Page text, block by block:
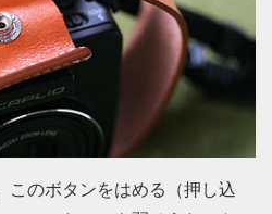
このボタンをはめる（押し込